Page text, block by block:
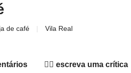
de café Vila Real
✍🏻 escreva uma crítica